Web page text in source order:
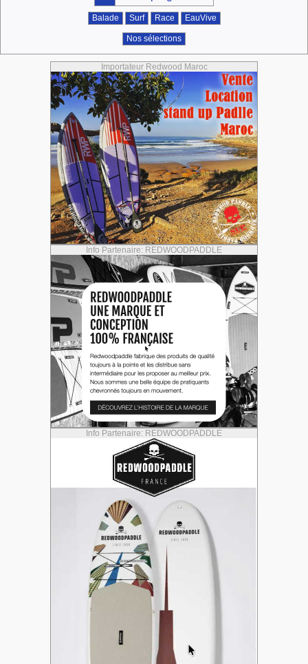
Balade Surf Race EauVive
Nos sélections
Importateur Redwood Maroc
Info Partenaire: REDWOODPADDLE
Info Partenaire: REDWOODPADDLE